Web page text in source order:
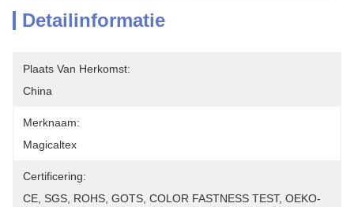
Detailinformatie
Plaats Van Herkomst:
China
Merknaam:
Magicaltex
Certificering:
CE, SGS, ROHS, GOTS, COLOR FASTNESS TEST, OEKO-